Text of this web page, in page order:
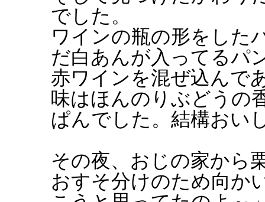
でした。
ワインの瓶の形をした
だ白あんが入ってるパ
赤ワインを混ぜ込んで
味はほんのりぶどうの
ぱんでした。結構おい
その夜、おじの家から
おすそ分けのため向か